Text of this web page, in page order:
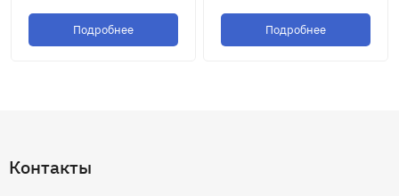
Подробнее Подробнее
Контакты